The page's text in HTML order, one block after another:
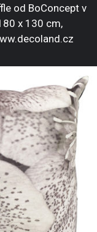
od BoConcept v
x 130 cm,